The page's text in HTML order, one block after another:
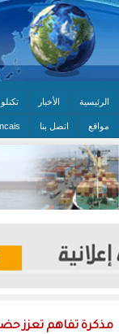
الرئيسية الأخبار
مواقع اتصل بنا
مذكرة تفاهم تعزز